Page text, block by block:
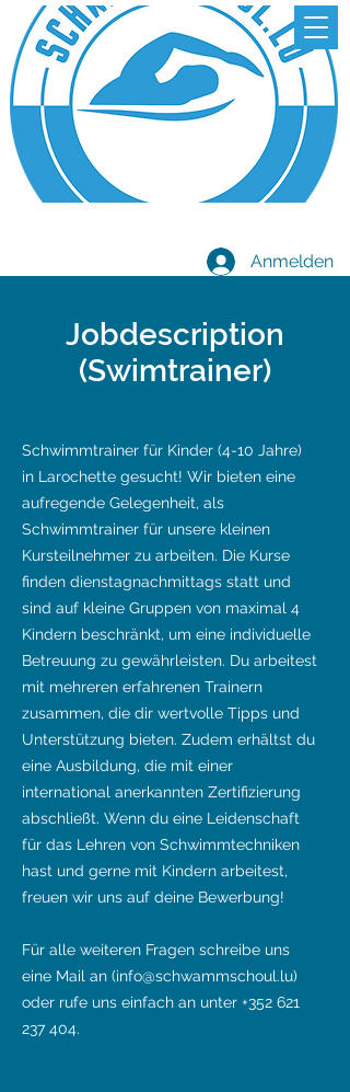
Anmelden
Jobdescription
(Swimtrainer)
Schwimmtrainer für Kinder (4-10 Jahre)
in Larochette gesucht! Wir bieten eine
aufregende Gelegenheit, als
Schwimmtrainer für unsere kleinen
Kursteilnehmer zu arbeiten. Die Kurse
finden dienstagnachmittags statt und
sind auf kleine Gruppen von maximal 4
Kindern beschränkt, um eine individuelle
Betreuung zu gewährleisten. Du arbeitest
mit mehreren erfahrenen Trainern
zusammen, die dir wertvolle Tipps und
Unterstützung bieten. Zudem erhältst du
eine Ausbildung, die mit einer
international anerkannten Zertifizierung
abschließt. Wenn du eine Leidenschaft
für das Lehren von Schwimmtechniken
hast und gerne mit Kindern arbeitest,
freuen wir uns auf deine Bewerbung!
Für alle weiteren Fragen schreibe uns
eine Mail an (info@schwammschoul.lu)
oder rufe uns einfach an unter +352 621
237 404.